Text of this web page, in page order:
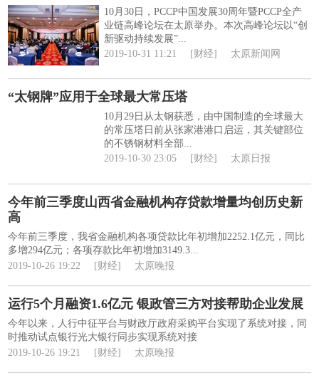
10月30日，PCCP中国发展30周年暨PCCP全产
业链高峰论坛在太原举办。本次高峰论坛以“创
新驱动持续发展”...
2019-10-31 11:21
[财经] 太原新闻网
“太钢牌”应用于全球最大常压塔
10月29日从太钢获悉，由中国制造的全球最大
的常压塔日前从张家港港口启运，其关键部位
的不锈钢材料全部...
2019-10-30 23:05
[财经] 太原日报
今年前三季度山西省金融机构存贷款增量均创历史新
高
今年前三季度，我省金融机构各项贷款比年初增加2252.1亿元，同比
多增294亿元；各项存款比年初增加3149.3...
2019-10-26 19:22
[财经] 太原晚报
运行5个月融资1.6亿元 银政管三方对接帮助企业发展
今年以来，人行中征平台与财政厅政府采购平台实现了系统对接，同
时推动试点银行光大银行同步实现系统对接
2019-10-26 19:21
[财经] 太原晚报